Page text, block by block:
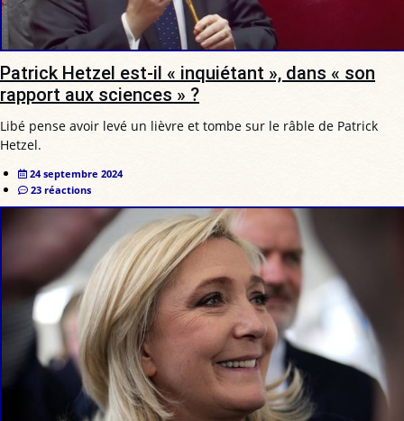
Patrick Hetzel est-il « inquiétant », dans « son
rapport aux sciences » ?
Libé pense avoir levé un lièvre et tombe sur le râble de Patrick
Hetzel.
24 septembre 2024
23 réactions